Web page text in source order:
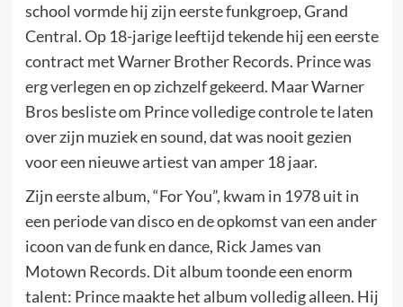
school vormde hij zijn eerste funkgroep, Grand
Central. Op 18-jarige leeftijd tekende hij een eerste
contract met Warner Brother Records. Prince was
erg verlegen en op zichzelf gekeerd. Maar Warner
Bros besliste om Prince volledige controle te laten
over zijn muziek en sound, dat was nooit gezien
voor een nieuwe artiest van amper 18 jaar.
Zijn eerste album, “For You”, kwam in 1978 uit in
een periode van disco en de opkomst van een ander
icoon van de funk en dance, Rick James van
Motown Records. Dit album toonde een enorm
talent: Prince maakte het album volledig alleen. Hij